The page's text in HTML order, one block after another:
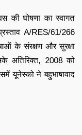
की घोषणा का स्वागत
A/RES/61/266
के संरक्षण और सुरक्षा
अतिरिक्त, 2008 को
यूनेस्को ने बहुभाषावाद